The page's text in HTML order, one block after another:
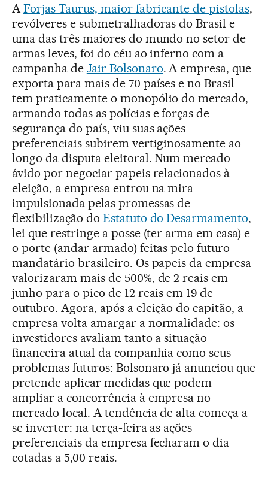
AForjas Taurus, maior fabricante de pistolas,
revólveres e submetralhadoras do Brasil e
uma das três maiores do mundo no setor de
armas leves, foi do céu ao inferno com a
campanha de Jair Bolsonaro. A empresa, que
exporta para mais de 70 países e no Brasil
tem praticamente o monopólio do mercado,
armando todas as polícias e forças de
segurança do país, viu suas ações
preferenciais subirem vertiginosamente ao
longo da disputa eleitoral. Num mercado
ávido por negociar papeis relacionados à
eleição, a empresa entrou na mira
impulsionada pelas promessas de
flexibilização do Estatuto do Desarmamento,
lei que restringe a posse (ter arma em casa) e
o porte (andar armado) feitas pelo futuro
mandatário brasileiro. Os papeis da empresa
valorizaram mais de 500%, de 2 reais em
junho para o pico de 12 reais em 19 de
outubro. Agora, após a eleição do capitão, a
empresa volta amargar a normalidade: os
investidores avaliam tanto a situação
financeira atual da companhia como seus
problemas futuros: Bolsonaro já anunciou que
pretende aplicar medidas que podem
ampliar a concorrência à empresa no
mercado local. A tendência de alta começa a
se inverter: na terça-feira as ações
preferenciais da empresa fecharam o dia
cotadas a 5,00 reais.